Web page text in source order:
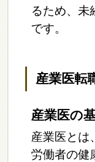
るため、未
です。
産業医転
産業医の
産業医とは
労働者の健